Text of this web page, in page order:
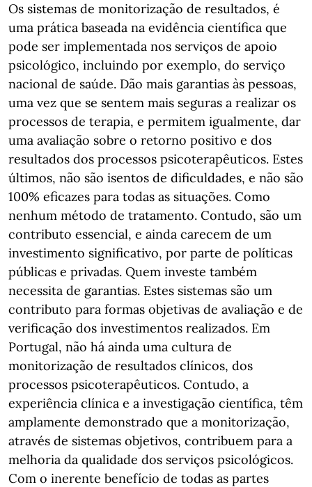
Os sistemas de monitorização de resultados, é
uma prática baseada na evidência científica que
pode ser implementada nos serviços de apoio
psicológico, incluindo por exemplo, do serviço
nacional de saúde. Dão mais garantias às pessoas,
uma vez que se sentem mais seguras a realizar os
processos de terapia, e permitem igualmente, dar
uma avaliação sobre o retorno positivo e dos
resultados dos processos psicoterapêuticos. Estes
últimos, não são isentos de dificuldades, e não são
100% eficazes para todas as situações. Como
nenhum método de tratamento. Contudo, são um
contributo essencial, e ainda carecem de um
investimento significativo, por parte de políticas
públicas e privadas. Quem investe também
necessita de garantias. Estes sistemas são um
contributo para formas objetivas de avaliação e de
verificação dos investimentos realizados. Em
Portugal, não há ainda uma cultura de
monitorização de resultados clínicos, dos
processos psicoterapêuticos. Contudo, a
experiência clínica e a investigação científica, têm
amplamente demonstrado que a monitorização,
através de sistemas objetivos, contribuem para a
melhoria da qualidade dos serviços psicológicos.
Com o inerente benefício de todas as partes